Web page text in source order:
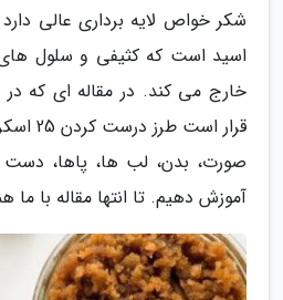
شکر خواص لایه برداری عالی
اسید است که کثیفی و سلول های
خارج می کند. در مقاله ای که
قرار
صورت، بدن، لب ها، پاها،
آموزش دهیم. تا انتها مقاله با ما